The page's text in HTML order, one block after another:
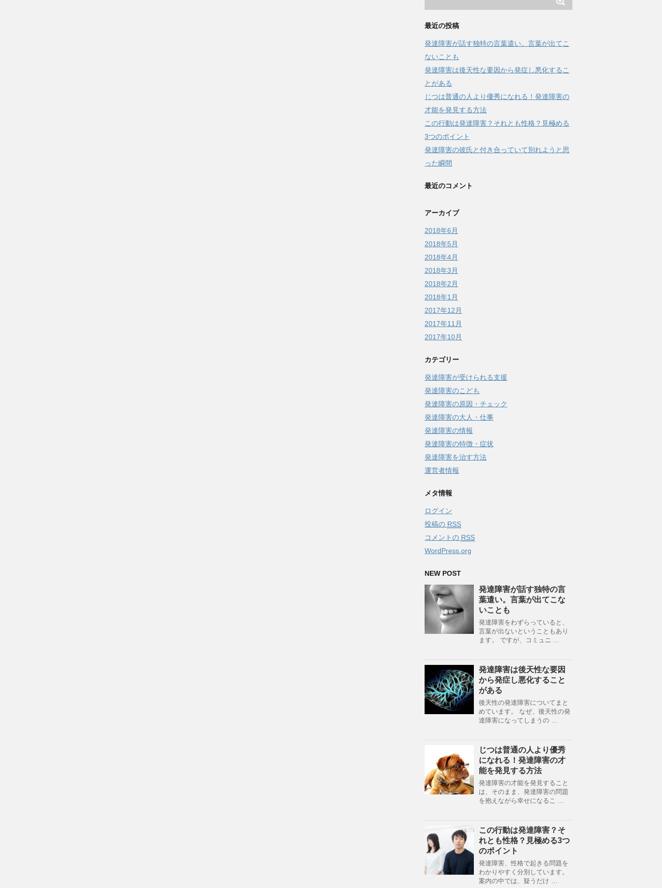
最近の投稿
発達障害が話す独特の言葉遣い。言葉が出てこ
ないことも
発達障害は後天性な要因から発症し悪化するこ
とがある
じつは普通の人より優秀になれる！発達障害の
才能を発見する方法
この行動は発達障害？それとも性格？見極める
3つのポイント
発達障害の彼氏と付き合っていて別れようと思
った瞬間
最近のコメント
アーカイブ
2018年6月
2018年5月
2018年4月
2018年3月
2018年2月
2018年1月
2017年12月
2017年11月
2017年10月
カテゴリー
発達障害が受けられる支援
発達障害のこども
発達障害の原因・チェック
発達障害の大人・仕事
発達障害の情報
発達障害の特徴・症状
発達障害を治す方法
運営者情報
メタ情報
ログイン
投稿の RSS
コメントの RSS
WordPress.org
NEW POST
発達障害が話す独特の言
葉遣い。言葉が出てこな
いことも
発達障害をわずらっていると、
言葉が出ないということもあり
ます。 ですが、コミュニ …
発達障害は後天性な要因
から発症し悪化すること
がある
後天性の発達障害についてまと
めています。 なぜ、後天性の発
達障害になってしまうの …
じつは普通の人より優秀
になれる！発達障害の才
能を発見する方法
発達障害の才能を発見すること
は、そのまま、発達障害の問題
を抱えながら幸せになるこ …
この行動は発達障害？そ
れとも性格？見極める3つ
のポイント
発達障害、性格で起きる問題を
わかりやすく分別しています。
案内の中では、疑うだけ …